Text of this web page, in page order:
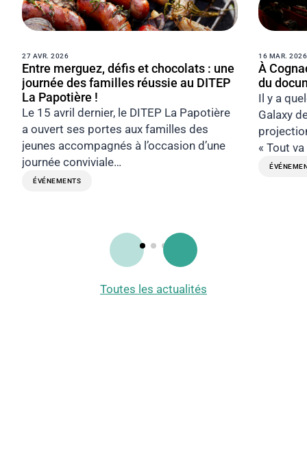
27 AVR. 2026
Entre merguez, défis et chocolats : une
journée des familles réussie au DITEP
La Papotière !
Le 15 avril dernier, le DITEP La Papotière
a ouvert ses portes aux familles des
jeunes accompagnés à l’occasion d’une
journée conviviale…
ÉVÉNEMENTS
16 MAR. 2026
À
du
Il y a
Galaxy
« Tout
Toutes les actualités